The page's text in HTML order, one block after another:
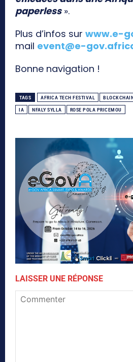
paperless».
Plus d’infos sur www.e-
mail event@e-
Bonne navigation !
TAGS AFRICA TECH FESTIVAL
IA NFALY SYLLA ROSE POLA PRICEMOU
LAISSER UNE RÉPONSE